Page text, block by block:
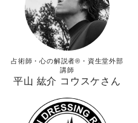
占術師・心の解説者®︎・資生堂外部
講師
平山 紘介 コウスケさん